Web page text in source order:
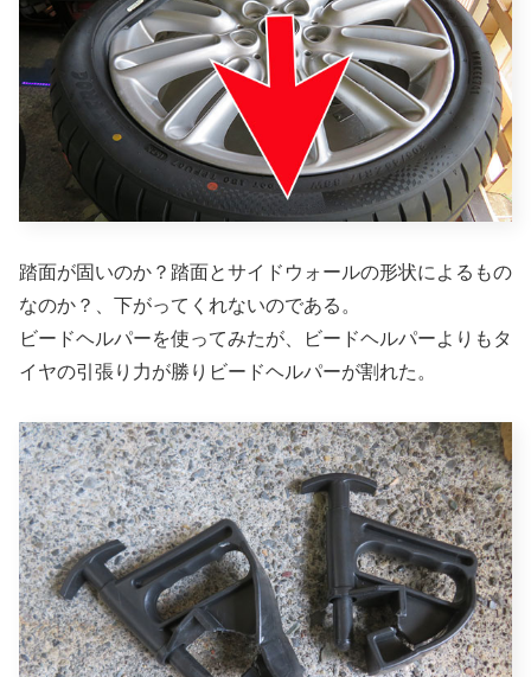
踏面が固いのか？踏面とサイドウォールの形状によるもの
なのか？、下がってくれないのである。
ビードヘルパーを使ってみたが、ビードヘルパーよりもタ
イヤの引張り力が勝りビードヘルパーが割れた。